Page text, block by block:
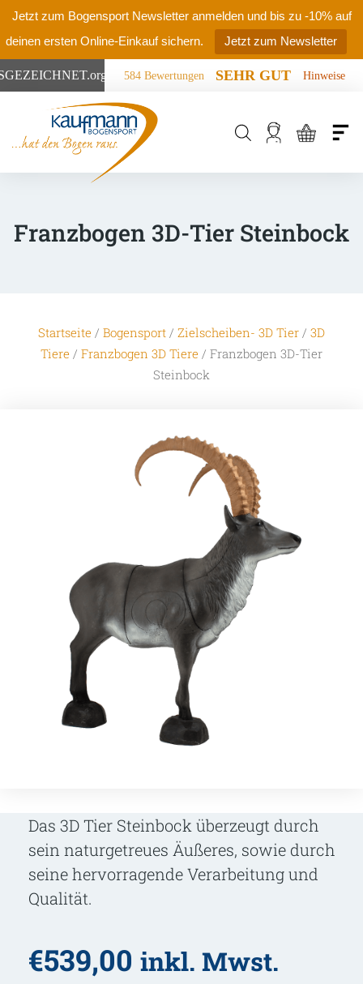
Jetzt zum Bogensport Newsletter anmelden und bis zu -10% auf
deinen ersten Online-Einkauf sichern.
Jetzt zum Newsletter
.org 584 Bewertungen SEHR GUT Hinweise
Products
search
Franzbogen 3D-Tier Steinbock
Startseite / Bogensport / Zielscheiben- 3D Tier / 3D
Tiere / Franzbogen 3D Tiere / Franzbogen 3D-Tier
Steinbock
Das 3D Tier Steinbock überzeugt durch
sein naturgetreues Äußeres, sowie durch
seine hervorragende Verarbeitung und
Qualität.
€539,00 inkl. Mwst.